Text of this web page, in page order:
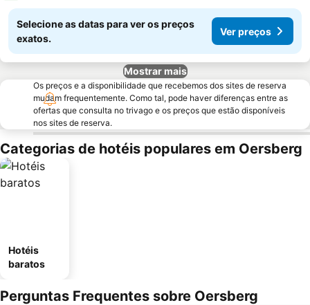
Selecione as datas para ver os preços
exatos.
Ver preços
Mostrar mais
Os preços e a disponibilidade que recebemos dos sites de reserva
mudam frequentemente. Como tal, pode haver diferenças entre as
ofertas que consulta no trivago e os preços que estão disponíveis
nos sites de reserva.
Categorias de hotéis populares em Oersberg
Hotéis
baratos
Perguntas Frequentes sobre Oersberg